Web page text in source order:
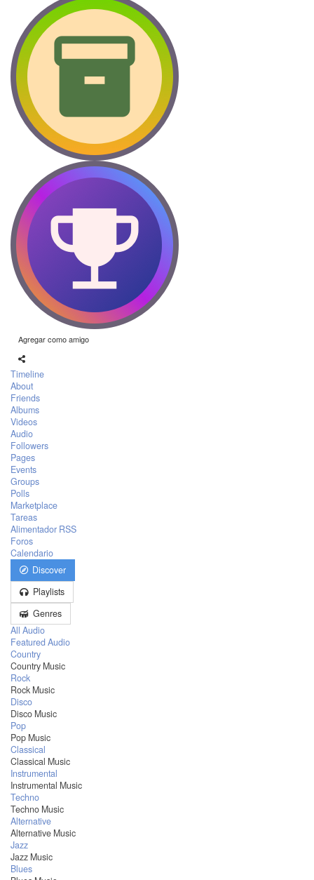
Agregar como amigo
Timeline
About
Friends
Albums
Videos
Audio
Followers
Pages
Events
Groups
Polls
Marketplace
Tareas
Alimentador RSS
Foros
Calendario
Discover
Playlists
Genres
All Audio
Featured Audio
Country
Country Music
Rock
Rock Music
Disco
Disco Music
Pop
Pop Music
Classical
Classical Music
Instrumental
Instrumental Music
Techno
Techno Music
Alternative
Alternative Music
Jazz
Jazz Music
Blues